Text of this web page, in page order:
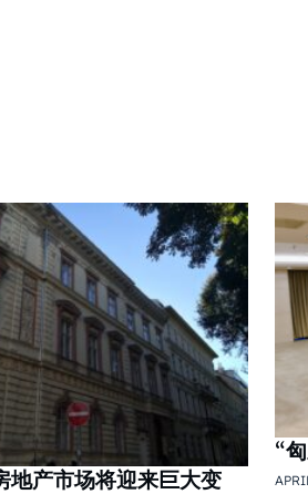
地产市场将迎来巨大变
“